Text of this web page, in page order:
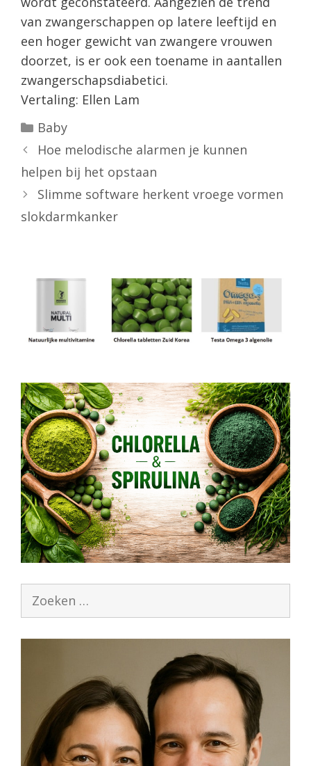
van zwangerschappen op latere leeftijd en
een hoger gewicht van zwangere vrouwen
doorzet, is er ook een toename in aantallen
zwangerschapsdiabetici.
Vertaling: Ellen Lam
Categorieën
Baby
Hoe melodische alarmen je kunnen
helpen bij het opstaan
Slimme software herkent vroege vormen
slokdarmkanker
Zoek